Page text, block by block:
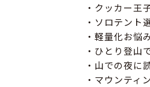
・クッカー王
・ソロテント
・軽量化お悩
・ひとり登山
・山での夜に
・マウンティ